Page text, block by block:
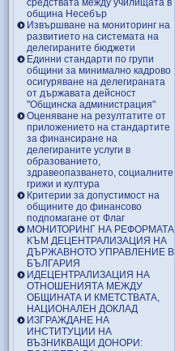
средствата между училищата в
община Несебър
Извършване на мониторинг на
развитието на системата на
делегираните бюджети
Единни стандарти по групи
общини за минимално кадрово
осигуряване на делегираната
от държавата дейсност
"Общинска администрация"
Оценяване на резултатите от
приложението на стандартите
за финансиране на
делегираните услуги в
образованието,
здравеопазването, социалните
грижи и култура
Критерии за допустимост на
общините до финансово
подпомагане от Флаг
МОНИТОРИНГ НА РЕФОРМАТА
КЪМ ДЕЦЕНТРАЛИЗАЦИЯ НА
ДЪРЖАВНОТО УПРАВЛЕНИЕ В
БЪЛГАРИЯ
ИДЕЦЕНТРАЛИЗАЦИЯ НА
ОТНОШЕНИЯТА МЕЖДУ
ОБЩИНАТА И КМЕТСТВАТА,
НАЦИОНАЛЕН ДОКЛАД
ИЗГРАЖДАНЕ НА
ИНСТИТУЦИИ НА
ВЪЗНИКВАЩИ ДОНОРИ: